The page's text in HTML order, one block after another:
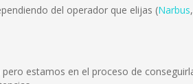
del operador que elijas (Narbus,
estamos en el proceso de